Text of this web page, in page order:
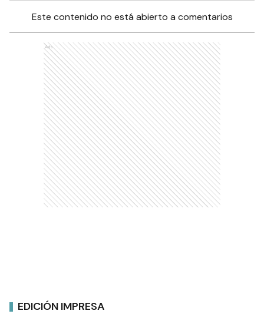
Este contenido no está abierto a comentarios
Ads
EDICIÓN IMPRESA